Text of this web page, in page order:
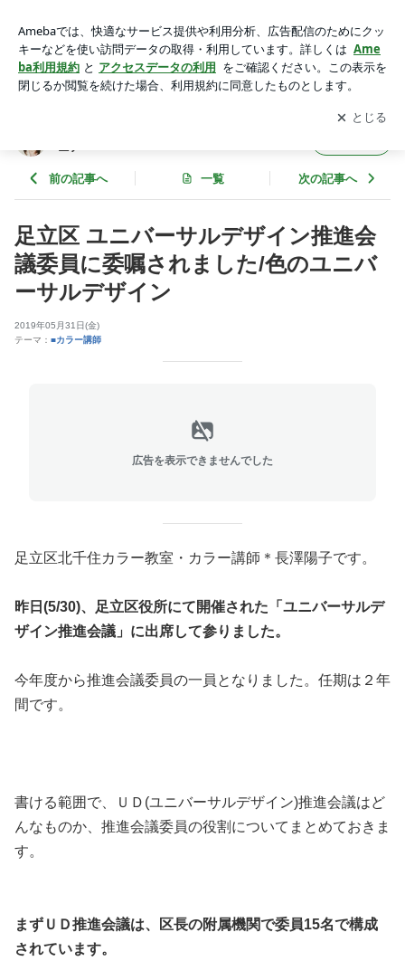
色のユニバーサルデザイン | 足立区北千住 カラー教室 Harmon
ia・ハルモニア
アプリをダウンロードして ブログの更新通知
を受け取りまし
ょう。
開く
ニア
前の記事へ 一覧 次の記事へ
足立区 ユニバーサルデザイン推進会
議委員に委嘱されました/色のユニバ
ーサルデザイン
2019年05月31日(金)
テーマ： ■カラー講師
広告を表示できませんでした
足立区北千住カラー教室・カラー講師＊長澤陽子です。
昨日(5/30)、足立区役所にて開催された「ユニバーサルデ
ザイン推進会議」に出席して参りました。
今年度から推進会議委員の一員となりました。任期は２年
間です。
書ける範囲で、ＵＤ(ユニバーサルデザイン)推進会議はど
んなものか、推進会議委員の役割についてまとめておきま
す。
まずＵＤ推進会議は、区長の附属機関で委員15名で構成
されています。